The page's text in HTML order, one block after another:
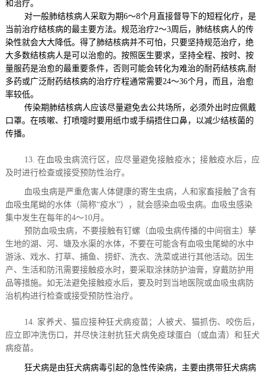
和治疗。
对一般肺结核病人采取为期6～8个月直接督导下的短程化疗，是
当前治疗结核病的最主要方法。规范治疗2～3周后，肺结核病人的传
染性就会大大降低。得了肺结核病并不可怕，只要坚持规范治疗，绝
大多数结核病人是可以治愈的。按照医生要求，坚持全程、按时、按
量服药是治愈的最重要条件，否则可能会转化为难治的耐药结核病, 耐
多药或广泛耐药结核病的治疗疗程通常需要24～36个月，而且，治愈
率较低。
传染期肺结核病人应该尽量避免去公共场所，必须外出时应佩戴
口罩。在咳嗽、打喷嚏时要用纸巾或手绢捂住口鼻，以减少结核菌的
传播。
1 3.在血吸虫病流行区，应尽量避免接触疫水；接触疫水后，应
及时进行检查或接受预防性治疗。
血吸虫病是严重危害人体健康的寄生虫病，人和家畜接触了含有
血吸虫尾蚴的水体（简称“疫水”），就会感染血吸虫病。血吸虫感染
集中发生在每年的4～10月。
预防血吸虫病，不要接触有钉螺（血吸虫病传播的中间宿主）孳
生地的湖、河、塘及水渠的水体，不要在可能含有血吸虫尾蚴的水中
游泳、戏水、打草、捕鱼、捞虾、洗衣、洗菜或进行其他活动。因生
产、生活和防汛需要接触疫水时，要采取涂抹防护油膏，穿戴防护用
品等措施。如无法避免接触疫水后，要及时到当地医院或血吸虫病防
治机构进行检查或接受预防性治疗。
14. 家养犬、猫应接种狂犬病疫苗；人被犬、猫抓伤、咬伤后，
应立即冲洗伤口，并尽快注射抗狂犬病免疫球蛋白（或血清）和狂犬
病疫苗。
狂犬病是由狂犬病病毒引起的急性传染病，主要由携带狂犬病病